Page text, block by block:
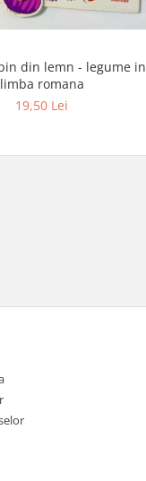
din lemn - legume in
limba romana
19,50 Lei